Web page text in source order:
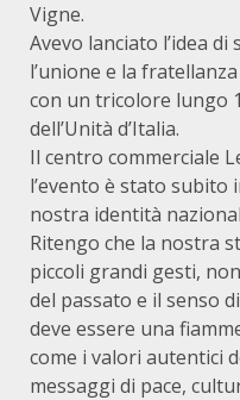
Vigne.
Avevo lanciato l’idea
l’unione e la
con un tricolore lungo
dell’Unità d’Italia.
Il centro commerciale
l’evento è stato subito
nostra identità
Ritengo che la nostra
piccoli grandi gesti,
del passato e il senso
deve essere una
come i valori autentici
messaggi di pace,